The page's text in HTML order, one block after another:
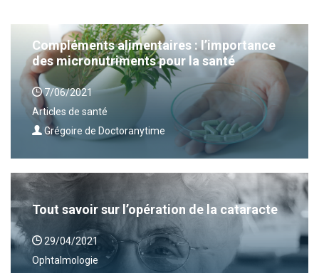
Compléments alimentaires : l’importance
des micronutriments pour la santé
7/06/2021
Articles de santé
Grégoire de Doctoranytime
Tout savoir sur l’opération de la cataracte
29/04/2021
Ophtalmologie